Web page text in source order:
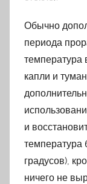
Обычно
периода
температура
капли и
и
температура
градусов),
ничего не